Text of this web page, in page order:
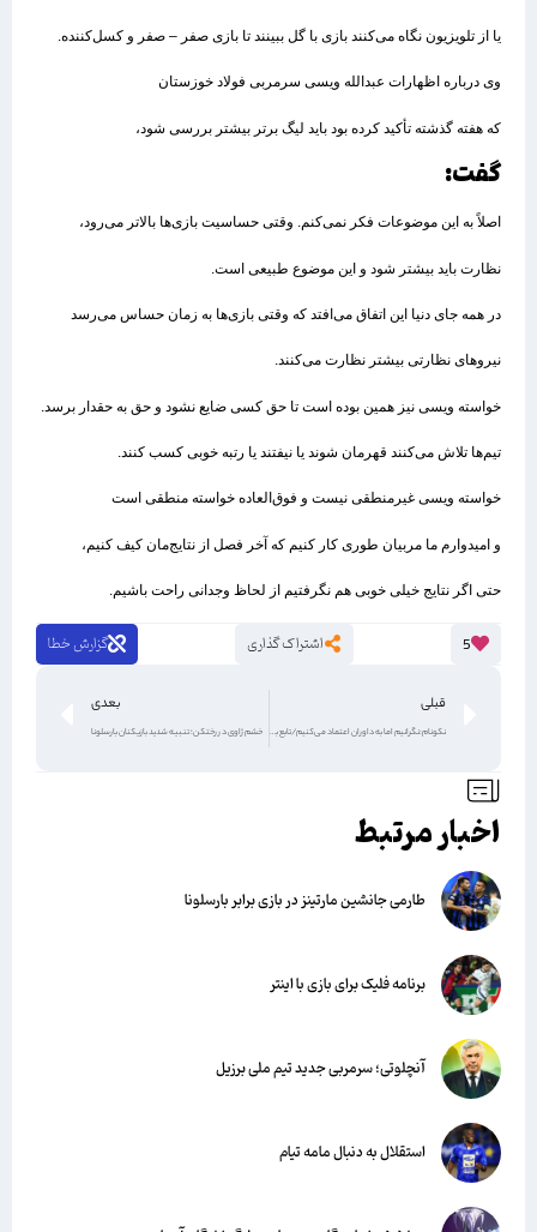
یا از تلویزیون نگاه می‌کنند بازی با گل ببینند تا بازی صفر – صفر و کسل‌کننده.
وی درباره اظهارات عبدالله ویسی سرمربی فولاد خوزستان
که هفته گذشته تأکید کرده بود باید لیگ برتر بیشتر بررسی شود،
گفت:
اصلاً به این موضوعات فکر نمی‌کنم. وقتی حساسیت بازی‌ها بالاتر می‌رود،
نظارت باید بیشتر شود و این موضوع طبیعی است.
در همه جای دنیا این اتفاق می‌افتد که وقتی بازی‌ها به زمان حساس می‌رسد
نیروهای نظارتی بیشتر نظارت می‌کنند.
خواسته ویسی نیز همین بوده است تا حق کسی ضایع نشود و حق به حقدار برسد.
تیم‌ها تلاش می‌کنند قهرمان شوند یا نیفتند یا رتبه خوبی کسب کنند.
خواسته ویسی غیرمنطقی نیست و فوق‌العاده خواسته منطقی است
و امیدوارم ما مربیان طوری کار کنیم که آخر فصل از نتایج‌مان کیف کنیم،
حتی اگر نتایج خیلی خوبی هم نگرفتیم از لحاظ وجدانی راحت باشیم.
5 اشتراک گذاری گزارش خطا
قبلی
نکونام:نگرانیم اما به داوران اعتماد می‌کنیم/تابع باشگاه هستم
بعدی
خشم ژاوی در رختکن؛ تنبیه شدید بازیکنان بارسلونا
اخبار مرتبط
طارمی جانشین مارتینز در بازی برابر بارسلونا
برنامه فلیک برای بازی با اینتر
آنچلوتی؛ سرمربی جدید تیم ملی برزیل
استقلال به دنبال مامه تیام